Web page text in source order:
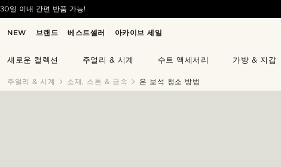
NEW 브랜드 베스트셀러 아카이브 세일
새로운 컬렉션 주얼리 & 시계 수트 액세서리 가방 & 지갑
30일 이내 간편 반품 가능!
주얼리 & 시계 소재, 스톤 & 금속 은 보석 청소 방법